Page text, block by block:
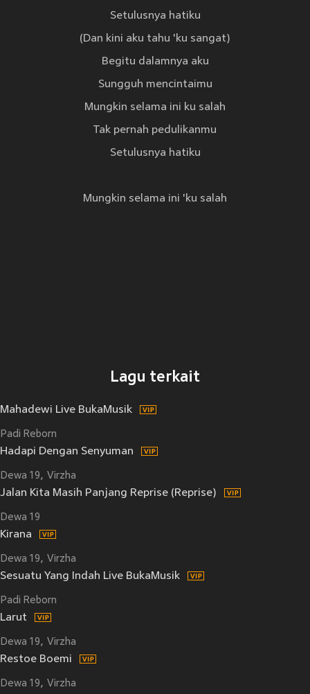
Setulusnya hatiku
(Dan kini aku tahu 'ku sangat)
Begitu dalamnya aku
Sungguh mencintaimu
Mungkin selama ini ku salah
Tak pernah pedulikanmu
Setulusnya hatiku
Mungkin selama ini 'ku salah
Lagu terkait
Mahadewi Live BukaMusik
Padi Reborn
Hadapi Dengan Senyuman
Dewa 19 Virzha
Jalan Kita Masih Panjang Reprise (Reprise)
Dewa 19
Kirana
Dewa 19 Virzha
Sesuatu Yang Indah Live BukaMusik
Padi Reborn
Larut
Dewa 19 Virzha
Restoe Boemi
Dewa 19 Virzha